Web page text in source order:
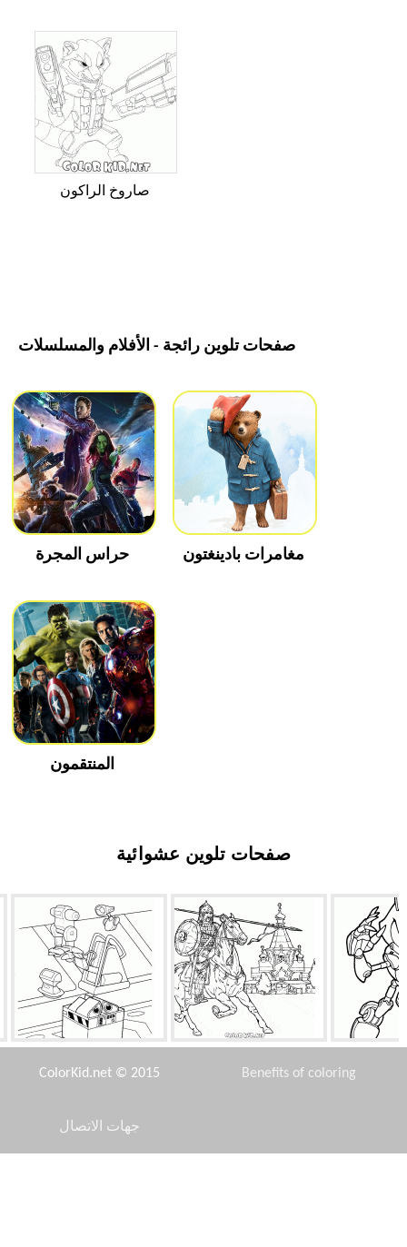
صاروخ الراكون
صفحات تلوين رائجة - الأفلام والمسلسلات
حراس المجرة مغامرات بادينغتون
المنتقمون
صفحات تلوين عشوائية
الروبوتات الرمح مقاتل سونيك
ColorKid.net © 2015 Benefits of coloring
جهات الاتصال